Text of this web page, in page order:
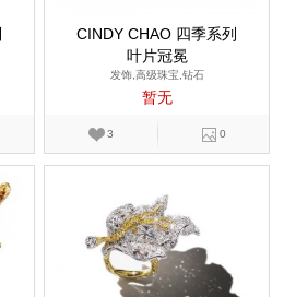
CINDY CHAO 四季系列
叶片冠冕
发饰,高级珠宝,钻石
暂无
3 0